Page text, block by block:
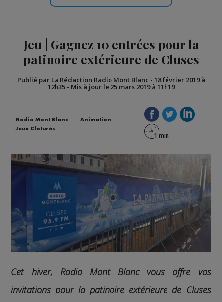
Jeu | Gagnez 10 entrées pour la
patinoire extérieure de Cluses
Publié par La Rédaction Radio Mont Blanc - 18 février 2019 à
12h35- Mis à jour le 25 mars 2019 à 11h19
Radio Mont Blanc
Animation
Jeux Cloturés
Cet hiver, Radio Mont Blanc vous offre vos
invitations pour la patinoire extérieure de Cluses